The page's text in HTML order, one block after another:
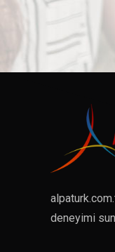
deneyimi